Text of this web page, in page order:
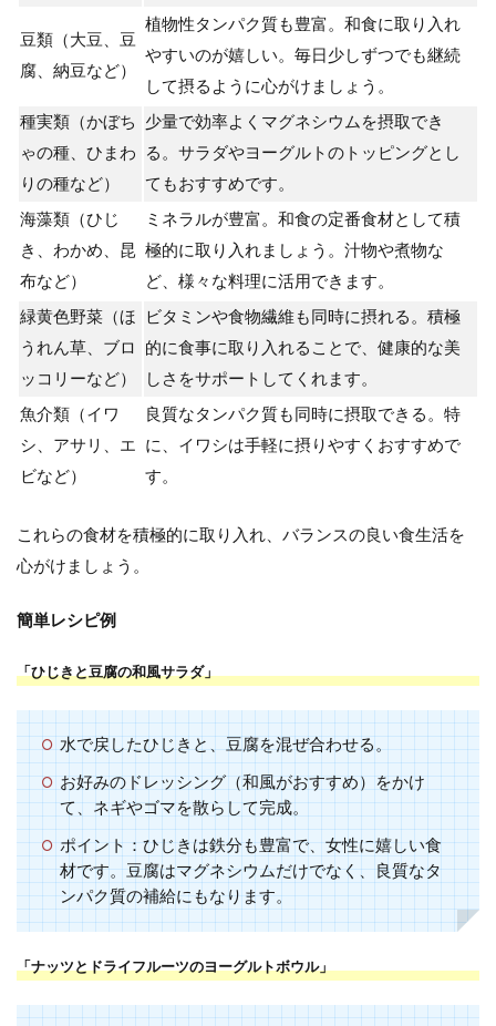
豆類 （大豆、豆
腐、納豆など）
植物性タンパク質も豊富。和食に取り入れ
やすいのが嬉しい。毎日少しずつでも継続
して摂るように心がけましょう。
種実類 （かぼち
ゃの種、ひまわ
りの種など）
少量で効率よくマグネシウムを摂取でき
る。サラダやヨーグルトのトッピングとし
てもおすすめです。
海藻類 （ひじ
き、わかめ、昆
布など）
ミネラルが豊富。和食の定番食材として積
極的に取り入れましょう。汁物や煮物な
ど、様々な料理に活用できます。
緑黄色野菜 （ほ
うれん草、ブロ
ッコリーなど）
ビタミンや食物繊維も同時に摂れる。積極
的に食事に取り入れることで、健康的な美
しさをサポートしてくれます。
魚介類 （イワ
シ、アサリ、エ
ビなど）
良質なタンパク質も同時に摂取できる。特
に、イワシは手軽に摂りやすくおすすめで
す。
これらの食材を積極的に取り入れ、バランスの良い食生活を
心がけましょう。
簡単レシピ例
「ひじきと豆腐の和風サラダ」
水で戻したひじきと、豆腐を混ぜ合わせる。
お好みのドレッシング（和風がおすすめ）をかけ
て、ネギやゴマを散らして完成。
ポイント：ひじきは鉄分も豊富で、女性に嬉しい食
材です。豆腐はマグネシウムだけでなく、良質なタ
ンパク質の補給にもなります。
「ナッツとドライフルーツのヨーグルトボウル」